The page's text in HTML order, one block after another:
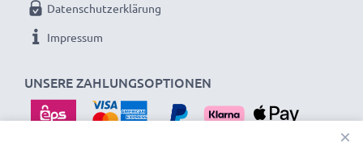
UNSERE ZAHLUNGSOPTIONEN
Datenschutzerklärung
Impressum
×